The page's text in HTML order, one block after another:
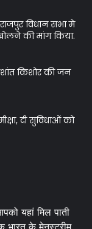
विधान सभा मे
की मांग किया.
किशोर की जन
दी सुविधाओं को
यहां मिल पाती
भारत के मेनस्ट्रीम